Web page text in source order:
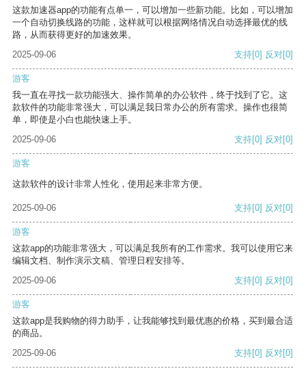
这款加速器app的功能有点单一，可以增加一些新功能。比如，可以增加
一个自动切换线路的功能，这样就可以根据网络情况自动选择最优的线
路，从而获得更好的加速效果。
2025-09-06
支持[0] 反对[0]
游客
我一直在寻找一款功能强大、操作简单的办公软件，终于找到了它。这
款软件的功能非常强大，可以满足我日常办公的所有需求。操作也很简
单，即使是小白也能快速上手。
2025-09-06
支持[0] 反对[0]
游客
这款软件的设计非常人性化，使用起来非常方便。
2025-09-06 支持[0] 反对[0]
游客
这款app的功能非常强大，可以满足我所有的工作需求。我可以使用它来
编辑文档、制作演示文稿、管理日程安排等。
2025-09-06
支持[0] 反对[0]
游客
这款app是我购物的得力助手，让我能够找到最优惠的价格，买到最合适
的商品。
2025-09-06
支持[0] 反对[0]